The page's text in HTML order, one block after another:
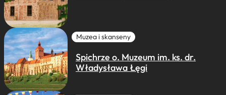
Muzea i skanseny
Spichrze o. Muzeum im. ks. dr.
Władysława Łęgi